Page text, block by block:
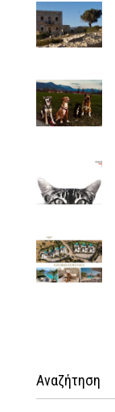
Αναζήτηση